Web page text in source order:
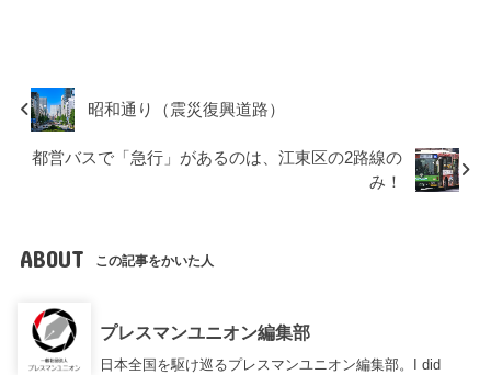
昭和通り（震災復興道路）
都営バスで「急行」があるのは、江東区の2路線の
み！
ABOUT この記事をかいた人
プレスマンユニオン編集部
日本全国を駆け巡るプレスマンユニオン編集部。I did